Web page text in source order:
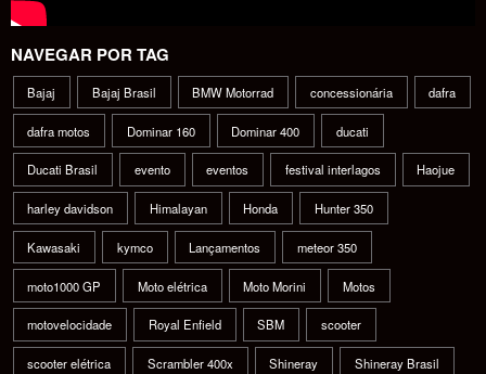
NAVEGAR POR TAG
Bajaj Bajaj Brasil BMW Motorrad concessionária dafra
dafra motos Dominar 160 Dominar 400 ducati
Ducati Brasil evento eventos festival interlagos Haojue
harley davidson Himalayan Honda Hunter 350
Kawasaki kymco Lançamentos meteor 350
moto1000 GP Moto elétrica Moto Morini Motos
motovelocidade Royal Enfield SBM scooter
scooter elétrica Scrambler 400x Shineray Shineray Brasil